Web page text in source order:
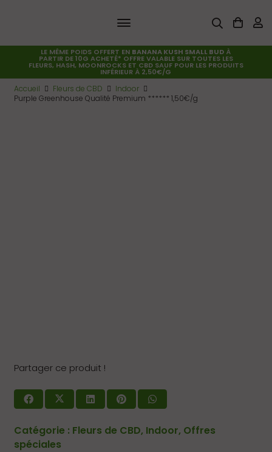
LE MÊME POIDS OFFERT EN BANANA KUSH SMALL BUD À
PARTIR DE 10G ACHETÉ* OFFRE VALABLE SUR TOUTES LES
FLEURS, HASH, MOONROCKS ET CBD SAUF POUR LES PRODUITS
INFÉRIEUR À 2,50€/G
Accueil Fleurs de CBD
Indoor
Purple Greenhouse Qualité Premium ****** 1,50€/g
Partager ce produit !
Catégorie : Fleurs de CBD, Indoor, Offres
spéciales